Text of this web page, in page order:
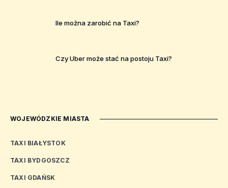
Ile można zarobić na Taxi?
Czy Uber może stać na postoju Taxi?
WOJEWÓDZKIE MIASTA
TAXI BIAŁYSTOK
TAXI BYDGOSZCZ
TAXI GDAŃSK